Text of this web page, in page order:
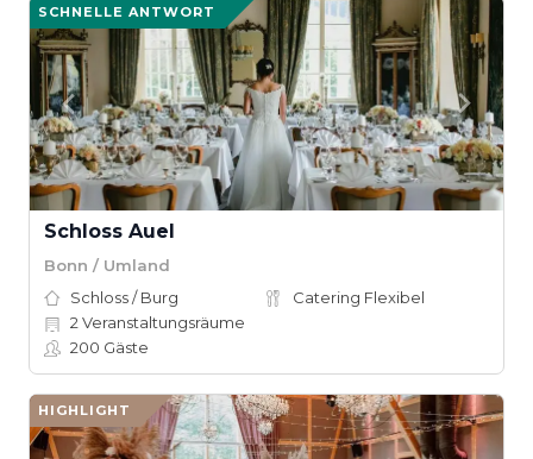
SCHNELLE ANTWORT
Schloss Auel
Bonn / Umland
Schloss / Burg
Catering Flexibel
2 Veranstaltungsräume
200 Gäste
HIGHLIGHT